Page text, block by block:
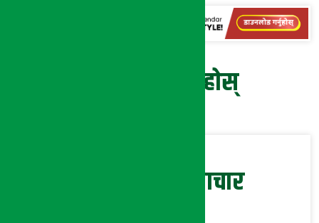
प्रतिक्रिया दिनुहोस्
सम्बन्धित समाचार